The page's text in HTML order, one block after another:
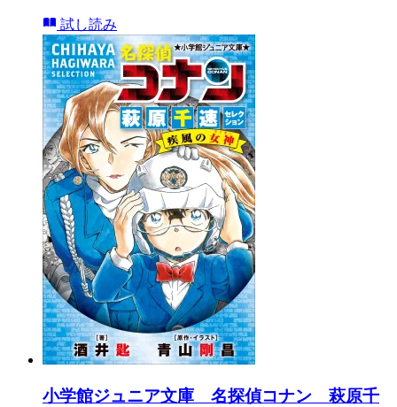
試し読み
小学館ジュニア文庫 名探偵コナン 萩原千